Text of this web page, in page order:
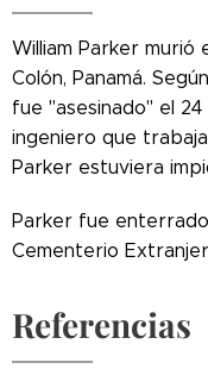
William Parker murió
Colón, Panamá.
fue "asesinado" el
ingeniero que
Parker estuviera
Parker fue
Cementerio
Referencias